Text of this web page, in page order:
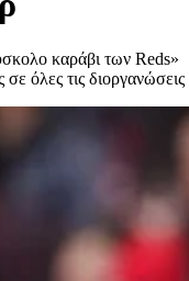
καράβι των Reds»
όλες τις διοργανώσεις